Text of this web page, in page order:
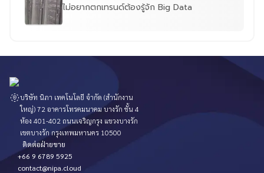
ไม่อยากตกเทรนด์ต้องรู้จัก Big Data
บริษัท นิภา เทคโนโลยี จำกัด (สำนักงาน
ใหญ่) 72 อาคารโทรคมนาคม บางรัก ชั้น 4
ห้อง 401-402 ถนนเจริญกรุง แขวงบางรัก
เขตบางรัก กรุงเทพมหานคร 10500
ติดต่อฝ่ายขาย
+66 9 6789 5925
contact@nipa.cloud